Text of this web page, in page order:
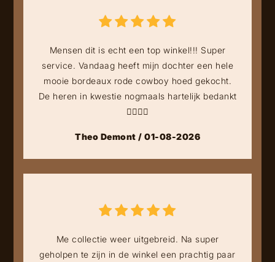
Mensen dit is echt een top winkel!!! Super
service. Vandaag heeft mijn dochter een hele
mooie bordeaux rode cowboy hoed gekocht.
De heren in kwestie nogmaals hartelijk bedankt
👍🏻👍🏻
Theo Demont / 01-08-2026
Me collectie weer uitgebreid. Na super
geholpen te zijn in de winkel een prachtig paar